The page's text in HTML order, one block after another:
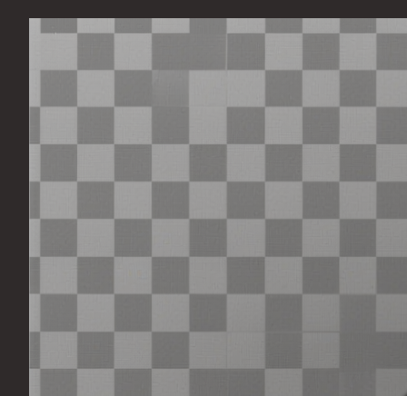
Перейти
содержимому